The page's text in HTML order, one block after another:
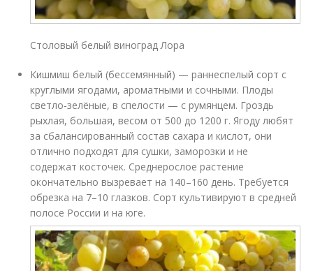
Столовый белый виноград Лора
Кишмиш белый (бессемянный) — раннеспелый сорт с
круглыми ягодами, ароматными и сочными. Плоды
светло-зелёные, в спелости — с румянцем. Гроздь
рыхлая, большая, весом от 500 до 1200 г. Ягоду любят
за сбалансированный состав сахара и кислот, они
отлично подходят для сушки, заморозки и не
содержат косточек. Среднерослое растение
окончательно вызревает на 140–160 день. Требуется
обрезка на 7–10 глазков. Сорт культивируют в средней
полосе России и на юге.